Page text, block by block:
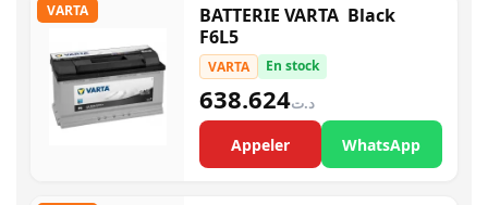
VARTA
BATTERIE VARTA Black
F6L5
VARTA En stock
د.ت638.624
Appeler WhatsApp